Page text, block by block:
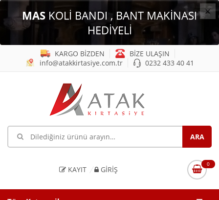
×
MAS KOLİ BANDI , BANT MAKİNASI
HEDİYELİ
KARGO BİZDEN
BİZE ULAŞIN
info@atakkirtasiye.com.tr
0232 433 40 41
KAYIT GIRIŞ
0